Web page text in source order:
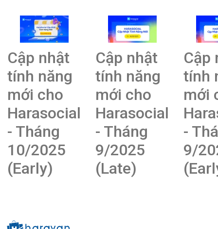
Cập nhật
tính năng
mới cho
Harasocial
- Tháng
10/2025
(Early)
Cập nhật
tính năng
mới cho
Harasocial
- Tháng
9/2025
(Late)
Cập
tính
mới
-
9/